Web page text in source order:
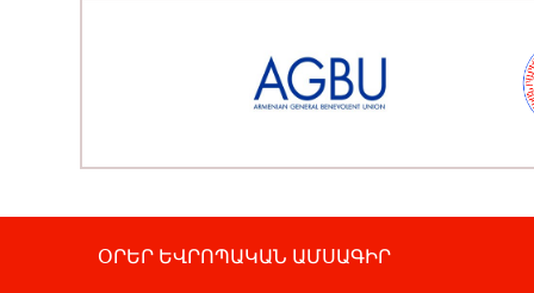
ՕՐԵՐ ԵՎՐՈՊԱԿԱՆ ԱՄՍԱԳԻՐ